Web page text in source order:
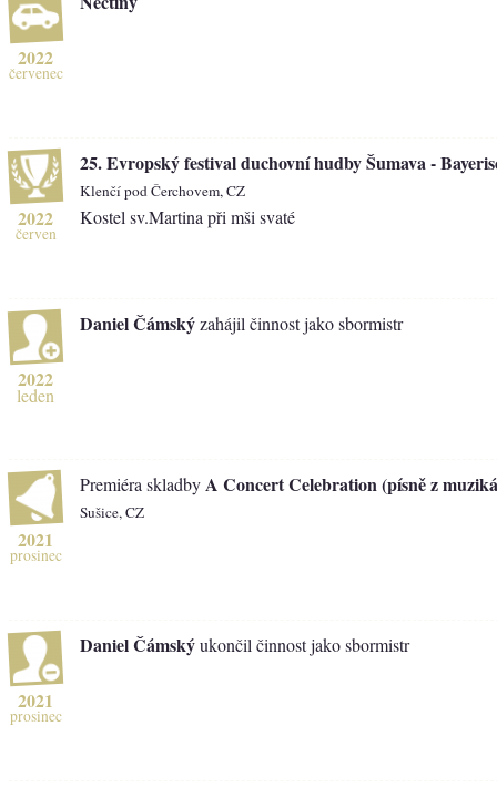
2022
červenec
2022
červen
25. Evropský festival duchovní hudby Šumava -
Klenčí pod Čerchovem, CZ
Kostel sv.Martina při mši svaté
2022
leden
Daniel Čámskýzahájil činnost jako sbormistr
2021
prosinec
Premiéra skladby A Concert Celebration (písně z
Sušice, CZ
2021
prosinec
Daniel Čámskýukončil činnost jako sbormistr